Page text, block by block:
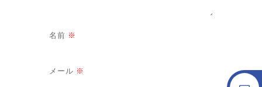
名前 ※
メール ※